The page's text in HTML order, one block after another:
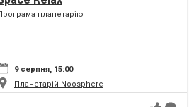
планетарію
9 серпня, 15:00
Планетарій Noosphere